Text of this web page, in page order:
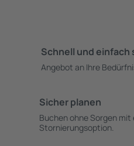
Schnell und einfach
Angebot an Ihre
Sicher planen
Buchen ohne Sorgen
Stornierungsoption.